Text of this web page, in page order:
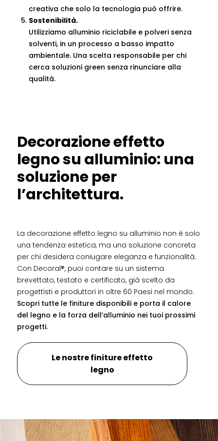
creativa che solo la tecnologia può offrire.
Sostenibilità.
Utilizziamo alluminio riciclabile e polveri senza
solventi, in un processo a basso impatto
ambientale. Una scelta responsabile per chi
cerca soluzioni green senza rinunciare alla
qualità.
Decorazione effetto
legno su alluminio: una
soluzione per
l’architettura.
La decorazione effetto legno su alluminio non è solo
una tendenza estetica, ma una soluzione concreta
per chi desidera coniugare eleganza e funzionalità.
Con Decoral®, puoi contare su un sistema
brevettato, testato e certificato, già scelto da
progettisti e produttori in oltre 60 Paesi nel mondo.
Scopri tutte le finiture disponibili e porta il calore
del legno e la forza dell’alluminio nei tuoi prossimi
progetti.
Le nostre finiture effetto
legno